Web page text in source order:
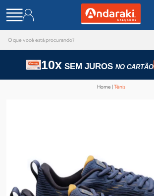
10x SEM JUROS NO CARTÃO
Home Tênis